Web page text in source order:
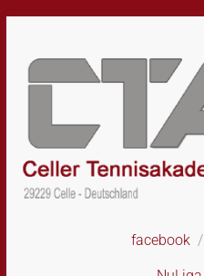
content
facebook /